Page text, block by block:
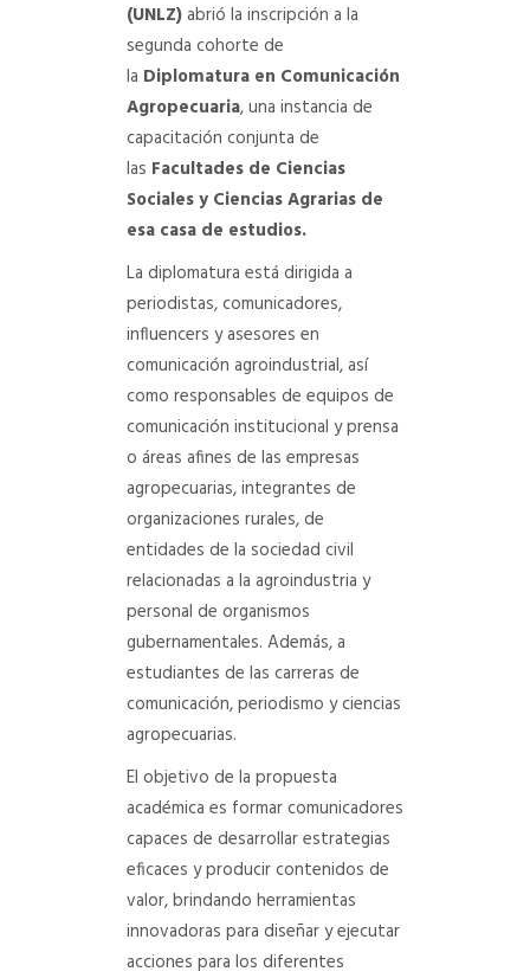
(UNLZ)abrió la inscripción a la
segunda cohorte de
la Diplomatura en Comunicación
Agropecuaria, una instancia de
capacitación conjunta de
las Facultades de Ciencias
Sociales y Ciencias Agrarias de
esa casa de estudios.
La diplomatura está dirigida a
periodistas, comunicadores,
influencers y asesores en
comunicación agroindustrial, así
como responsables de equipos de
comunicación institucional y prensa
o áreas afines de las empresas
agropecuarias, integrantes de
organizaciones rurales, de
entidades de la sociedad civil
relacionadas a la agroindustria y
personal de organismos
gubernamentales. Además, a
estudiantes de las carreras de
comunicación, periodismo y ciencias
agropecuarias.
El objetivo de la propuesta
académica es formar comunicadores
capaces de desarrollar estrategias
eficaces y producir contenidos de
valor, brindando herramientas
innovadoras para diseñar y ejecutar
acciones para los diferentes